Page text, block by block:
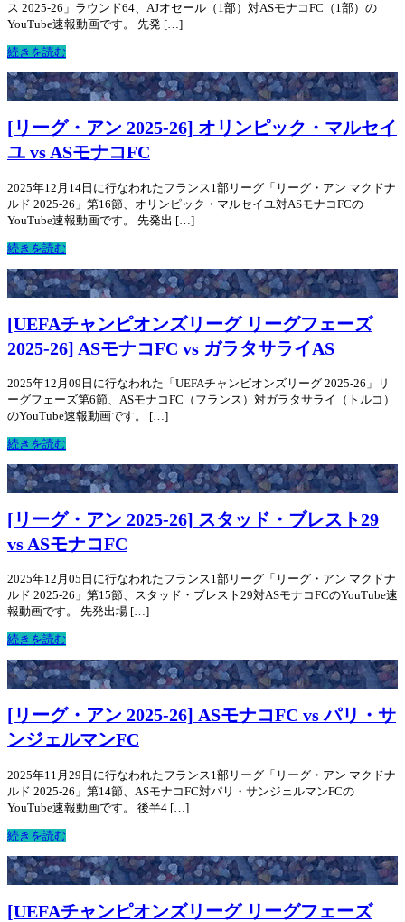
ス 2025-26」ラウンド64、AJオセール（1部）対ASモナコFC（1部）の
YouTube速報動画です。 先発 […]
続きを読む
[リーグ・アン 2025-26] オリンピック・マルセイ
ユ vs ASモナコFC
2025年12月14日に行なわれたフランス1部リーグ「リーグ・アン マクドナ
ルド 2025-26」第16節、オリンピック・マルセイユ対ASモナコFCの
YouTube速報動画です。 先発出 […]
続きを読む
[UEFAチャンピオンズリーグ リーグフェーズ
2025-26] ASモナコFC vs ガラタサライAS
2025年12月09日に行なわれた「UEFAチャンピオンズリーグ 2025-26」リ
ーグフェーズ第6節、ASモナコFC（フランス）対ガラタサライ（トルコ）
のYouTube速報動画です。 […]
続きを読む
[リーグ・アン 2025-26] スタッド・ブレスト29
vs ASモナコFC
2025年12月05日に行なわれたフランス1部リーグ「リーグ・アン マクドナ
ルド 2025-26」第15節、スタッド・ブレスト29対ASモナコFCのYouTube速
報動画です。 先発出場 […]
続きを読む
[リーグ・アン 2025-26] ASモナコFC vs パリ・サ
ンジェルマンFC
2025年11月29日に行なわれたフランス1部リーグ「リーグ・アン マクドナ
ルド 2025-26」第14節、ASモナコFC対パリ・サンジェルマンFCの
YouTube速報動画です。 後半4 […]
続きを読む
[UEFAチャンピオンズリーグ リーグフェーズ